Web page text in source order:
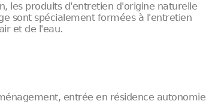
les produits d'entretien d'origine naturelle
sont spécialement formées à l'entretien
et de l'eau.
entrée en résidence autonomie